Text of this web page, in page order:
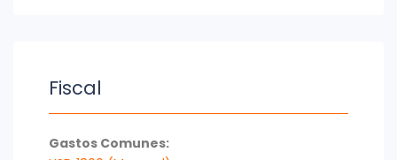
Fiscal
Gastos Comunes: